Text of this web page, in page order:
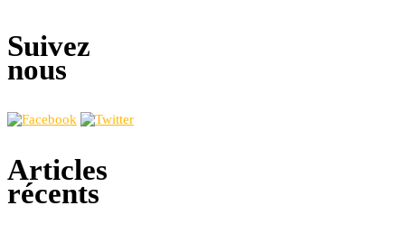
Suivez
nous
Articles
récents